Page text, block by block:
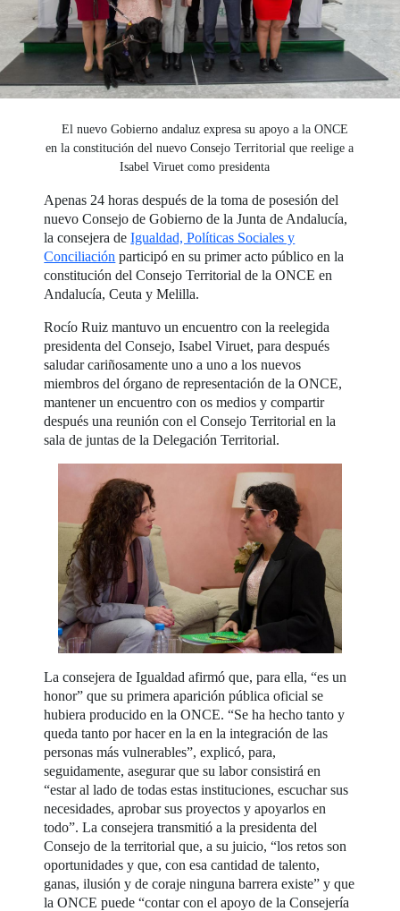
El nuevo Gobierno andaluz expresa su apoyo a la ONCE
en la constitución del nuevo Consejo Territorial que reelige a
Isabel Viruet como presidenta
Apenas 24 horas después de la toma de posesión del
nuevo Consejo de Gobierno de la Junta de Andalucía,
la consejera deIgualdad, Políticas Sociales y
Conciliación participó en su primer acto público en la
constitución del Consejo Territorial de la ONCE en
Andalucía, Ceuta y Melilla.
Rocío Ruiz mantuvo un encuentro con la reelegida
presidenta del Consejo, Isabel Viruet, para después
saludar cariñosamente uno a uno a los nuevos
miembros del órgano de representación de la ONCE,
mantener un encuentro con os medios y compartir
después una reunión con el Consejo Territorial en la
sala de juntas de la Delegación Territorial.
La consejera de Igualdad afirmó que, para ella, “es un
honor” que su primera aparición pública oficial se
hubiera producido en la ONCE. “Se ha hecho tanto y
queda tanto por hacer en la en la integración de las
personas más vulnerables”, explicó, para,
seguidamente, asegurar que su labor consistirá en
“estar al lado de todas estas instituciones, escuchar sus
necesidades, aprobar sus proyectos y apoyarlos en
todo”. La consejera transmitió a la presidenta del
Consejo de la territorial que, a su juicio, “los retos son
oportunidades y que, con esa cantidad de talento,
ganas, ilusión y de coraje ninguna barrera existe” y que
la ONCE puede “contar con el apoyo de la Consejería